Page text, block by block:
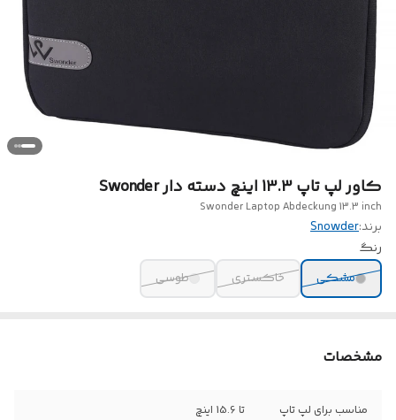
کاور لپ تاپ 13.3 اینچ دسته دار Swonder
Swonder Laptop Abdeckung 13.3 inch
برند:Snowder
رنگ
مشکی
خاکستری طوسی
مشخصات
مناسب برای لپ تاپ
تا 15.6 اینچ